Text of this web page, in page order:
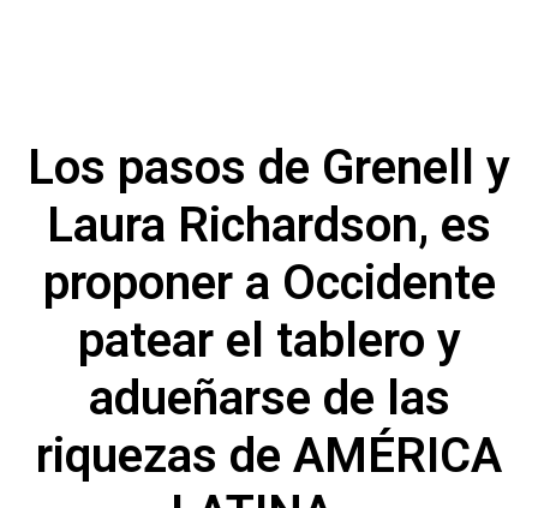
Los pasos de Grenell y
Laura Richardson, es
proponer a Occidente
patear el tablero y
adueñarse de las
riquezas de AMÉRICA